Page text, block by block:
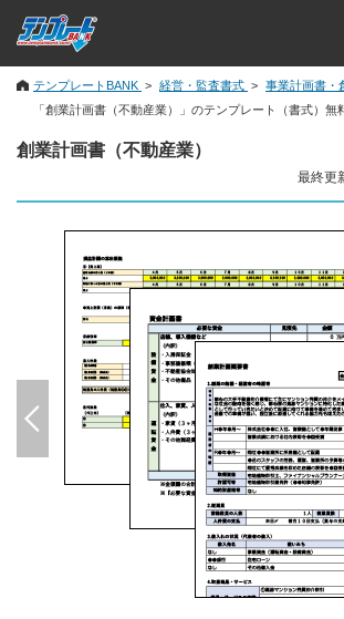
テンプレートBANK 経営・監査書式
事業計画書・
「創業計画書（不動産業）」のテンプレート（書式）無
創業計画書（不動産業）
最終更